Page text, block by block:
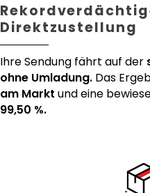
Direktzustellung
Ihre Sendung fährt auf der
ohne Umladung. Das
am Markt und eine
99,50 %.